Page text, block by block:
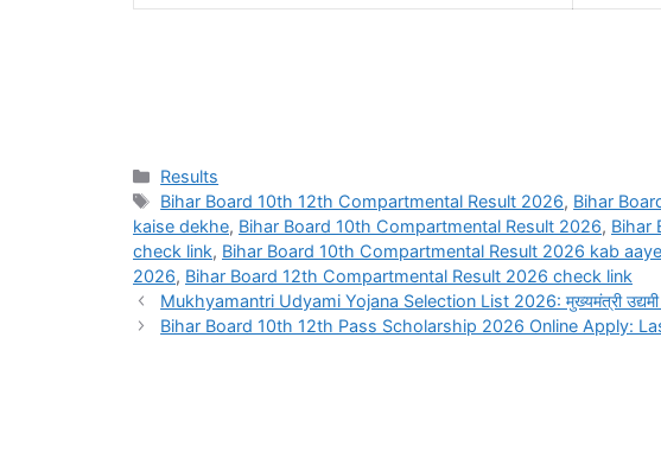
Categories
Results
Tags
Bihar Board 10th 12th Compartmental Result 2026, Bihar
kaise dekhe, Bihar Board 10th Compartmental Result 2026, Bihar
check link, Bihar Board 10th Compartmental Result 2026 kab
2026, Bihar Board 12th Compartmental Result 2026 check link
Mukhyamantri Udyami Yojana Selection List 2026: मुख्यमंत्री उद्यमी
Bihar Board 10th 12th Pass Scholarship 2026 Online Apply: